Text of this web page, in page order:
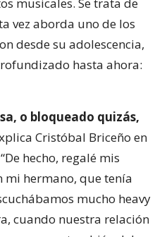
vez aborda uno de los
desde su adolescencia,
hasta ahora:
o bloqueado quizás,
Cristóbal Briceño en
hecho, regalé mis
mi hermano, que tenía
mucho heavy
cuando nuestra relación